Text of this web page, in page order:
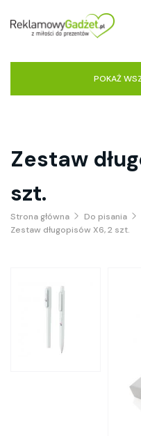
POKAŻ
Zestaw
szt.
Strona główna Do pisania
Zestaw długopisów X6, 2 szt.